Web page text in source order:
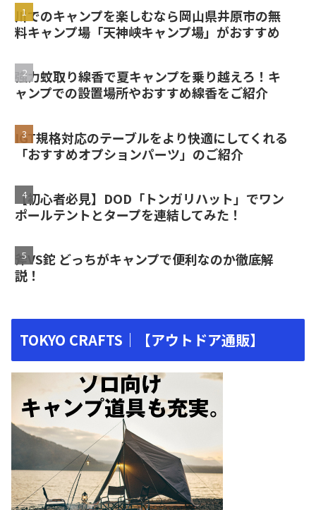
川でのキャンプを楽しむなら岡山県井原市の無
料キャンプ場「天神峡キャンプ場」がおすすめ
強力蚊取り線香で夏キャンプを乗り越えろ！キ
ャンプでの設置場所やおすすめ線香をご紹介
IGT規格対応のテーブルをより快適にしてくれる
「おすすめオプションパーツ」のご紹介
【初心者必見】DOD「トンガリハット」でワン
ポールテントとタープを連結してみた！
斧VS鉈 どっちがキャンプで便利なのか徹底解
説！
TOKYO CRAFTS｜【アウトドア通販】